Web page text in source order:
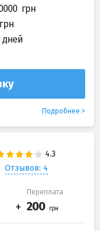
дней
Подробнее
Отзывов: 4
Переплата